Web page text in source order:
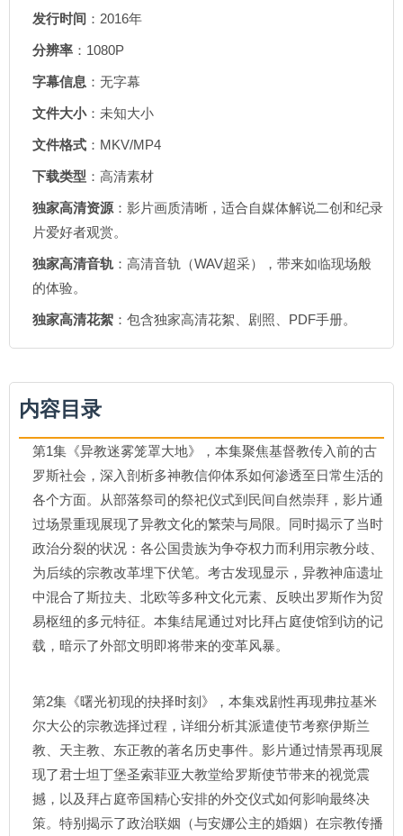
发行时间 ：2016年
分辨率 ：1080P
字幕信息 ：无字幕
文件大小：未知大小
文件格式 ：MKV/MP4
下载类型 ：高清素材
独家高清资源 ：影片画质清晰，适合自媒体解说二创和纪录
片爱好者观赏。
独家高清音轨 ：高清音轨（WAV超采），带来如临现场般
的体验。
独家高清花絮 ：包含独家高清花絮、剧照、PDF手册。
内容目录
第1集《异教迷雾笼罩大地》，本集聚焦基督教传入前的古
罗斯社会，深入剖析多神教信仰体系如何渗透至日常生活的
各个方面。从部落祭司的祭祀仪式到民间自然崇拜，影片通
过场景重现展现了异教文化的繁荣与局限。同时揭示了当时
政治分裂的状况：各公国贵族为争夺权力而利用宗教分歧、
为后续的宗教改革埋下伏笔。考古发现显示，异教神庙遗址
中混合了斯拉夫、北欧等多种文化元素、反映出罗斯作为贸
易枢纽的多元特征。本集结尾通过对比拜占庭使馆到访的记
载，暗示了外部文明即将带来的变革风暴。
第2集《曙光初现的抉择时刻》，本集戏剧性再现弗拉基米
尔大公的宗教选择过程，详细分析其派遣使节考察伊斯兰
教、天主教、东正教的著名历史事件。影片通过情景再现展
现了君士坦丁堡圣索菲亚大教堂给罗斯使节带来的视觉震
撼，以及拜占庭帝国精心安排的外交仪式如何影响最终决
策。特别揭示了政治联姻（与安娜公主的婚姻）在宗教传播